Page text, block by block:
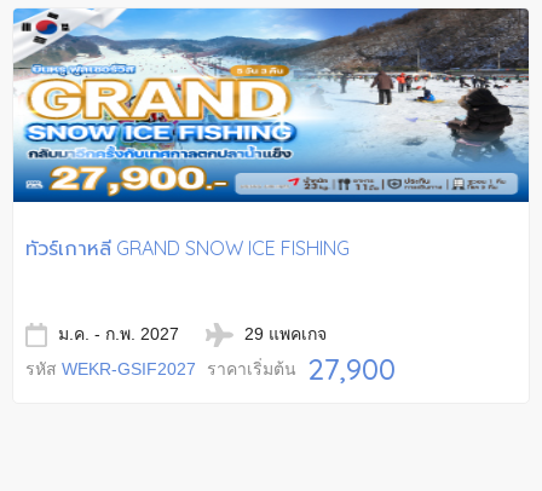
ทัวร์เกาหลี GRAND SNOW ICE FISHING
ม.ค. - ก.พ. 2027
29 แพคเกจ
รหัส WEKR-GSIF2027 ราคาเริ่มต้น 27,900